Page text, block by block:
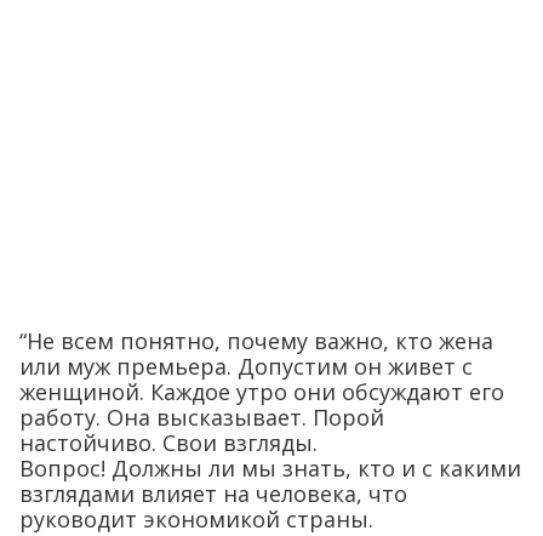
“Не всем понятно, почему важно, кто жена
или муж премьера. Допустим он живет с
женщиной. Каждое утро они обсуждают его
работу. Она высказывает. Порой
настойчиво. Свои взгляды.
Вопрос! Должны ли мы знать, кто и с какими
взглядами влияет на человека, что
руководит экономикой страны.